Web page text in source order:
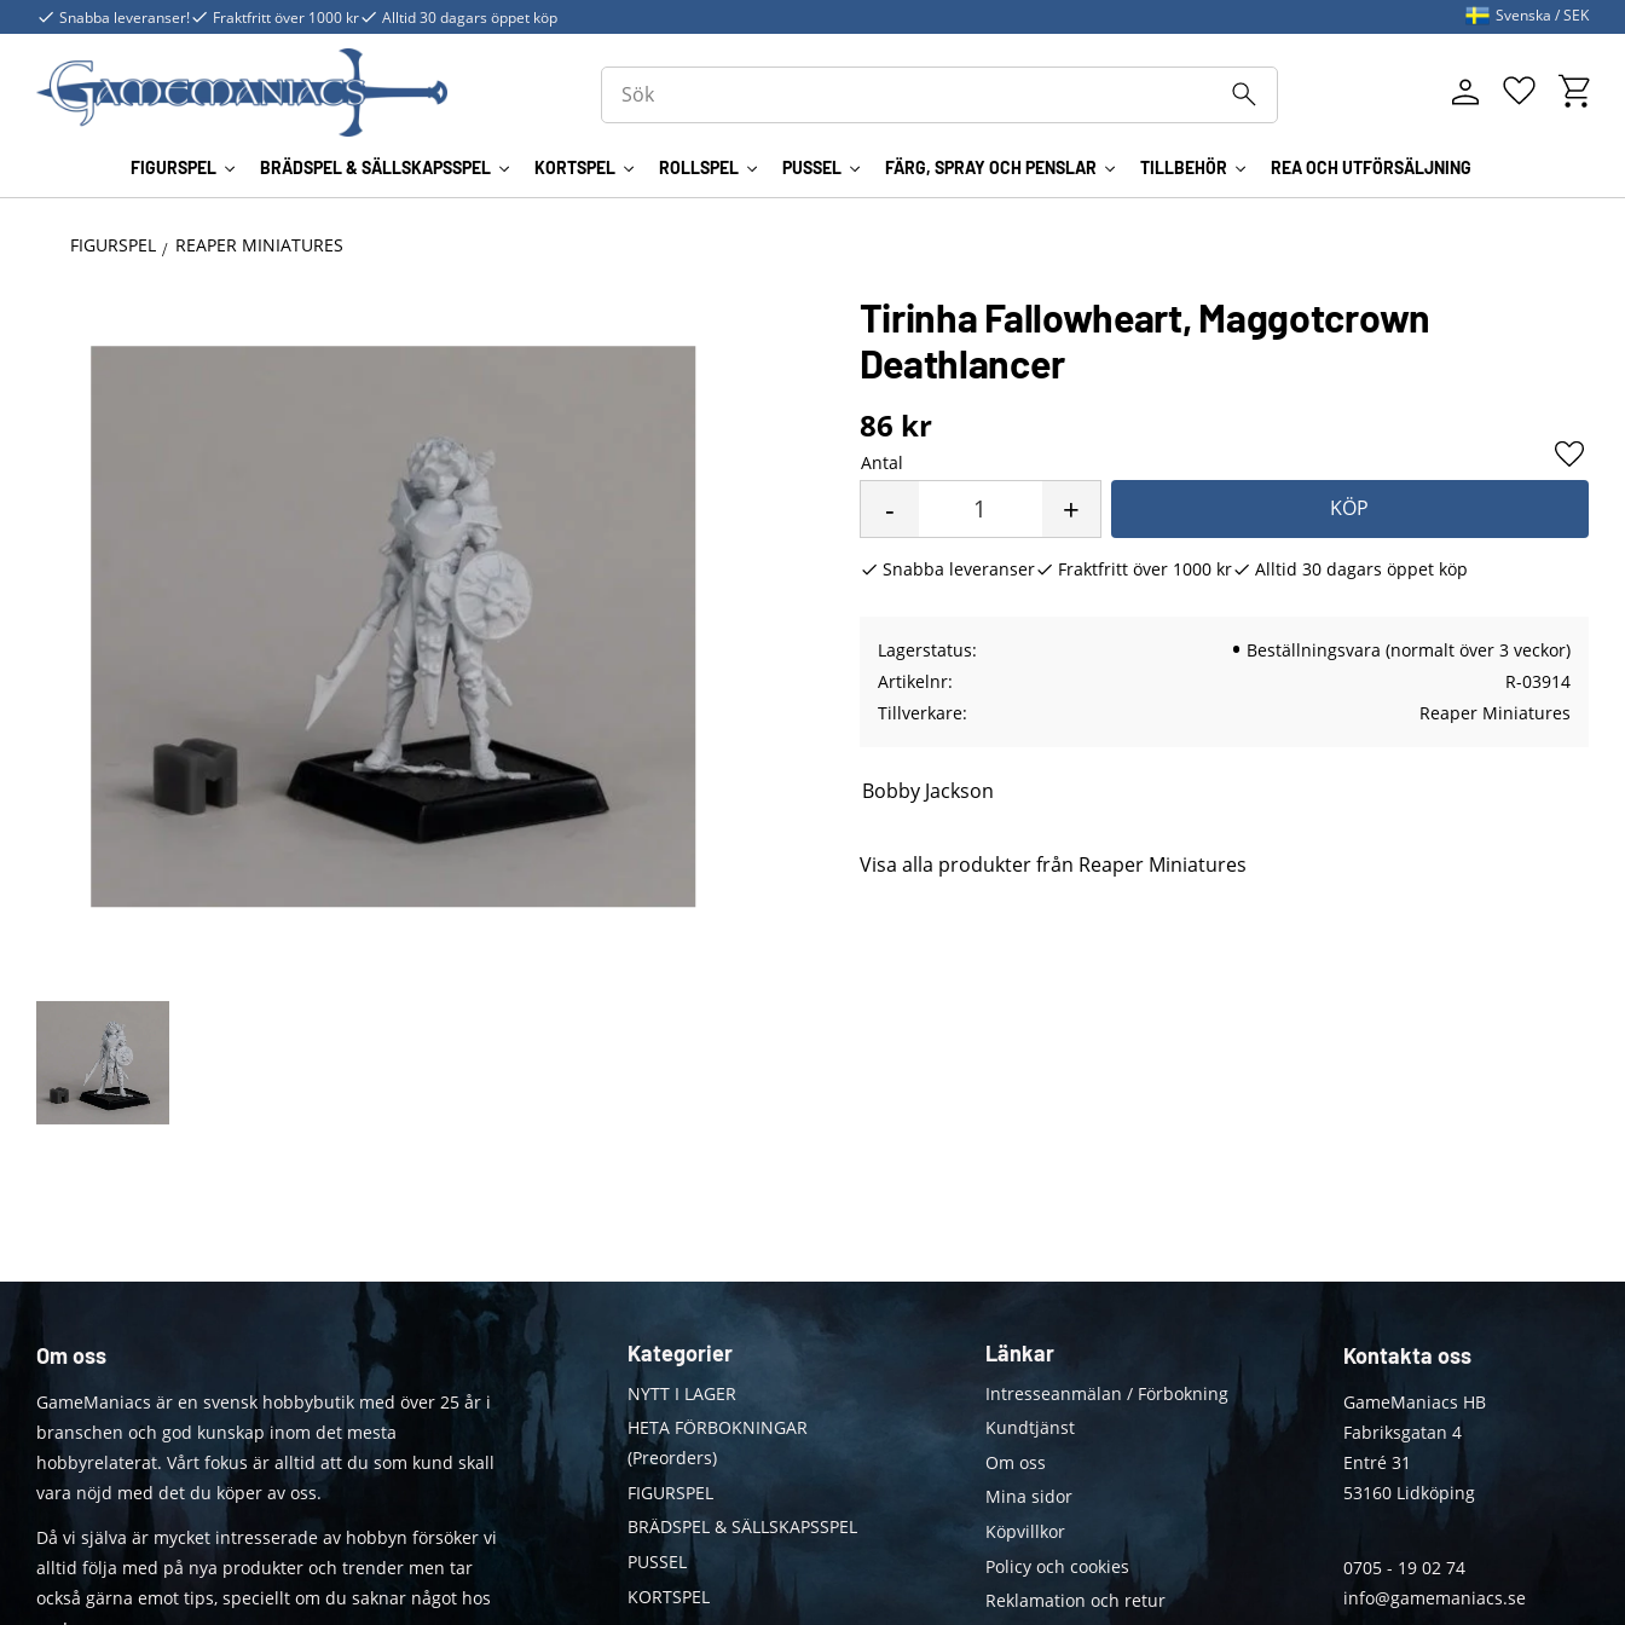
Snabba leveranser! Fraktfritt över 1000 kr Alltid 30 dagars öppet köp
FIGURSPEL BRÄDSPEL & SÄLLSKAPSSPEL KORTSPEL ROLLSPEL PUSSEL FÄRG, SPRAY OCH PENSLAR TILLBEHÖR REA OCH UTFÖRSÄLJNING
Favoriter
Svenska SEK
FIGURSPEL REAPER MINIATURES
Tirinha Fallowheart, Maggotcrown
Deathlancer
86 kr
Antal
+
- KÖP
Lägg
Snabba leveranser Fraktfritt över 1000 kr Alltid 30 dagars öppet köp
Lagerstatus
Beställningsvara (normalt över 3 veckor)
Artikelnr
R-03914
Tillverkare
Reaper Miniatures
Bobby Jackson
Visa alla produkter från Reaper Miniatures
Om oss
GameManiacs är en svensk hobbybutik med över 25 år i
branschen och god kunskap inom det mesta
hobbyrelaterat. Vårt fokus är alltid att du som kund skall
vara nöjd med det du köper av oss.
Då vi själva är mycket intresserade av hobbyn försöker vi
alltid följa med på nya produkter och trender men tar
också gärna emot tips, speciellt om du saknar något hos
Kategorier
NYTT I LAGER
HETA FÖRBOKNINGAR
(Preorders)
FIGURSPEL
BRÄDSPEL & SÄLLSKAPSSPEL
PUSSEL
KORTSPEL
Länkar
Intresseanmälan / Förbokning
Kundtjänst
Om oss
Mina sidor
Köpvillkor
Policy och cookies
Reklamation och retur
Kontakta oss
GameManiacs HB
Fabriksgatan 4
Entré 31
53160 Lidköping
0705 - 19 02 74
info@gamemaniacs.se